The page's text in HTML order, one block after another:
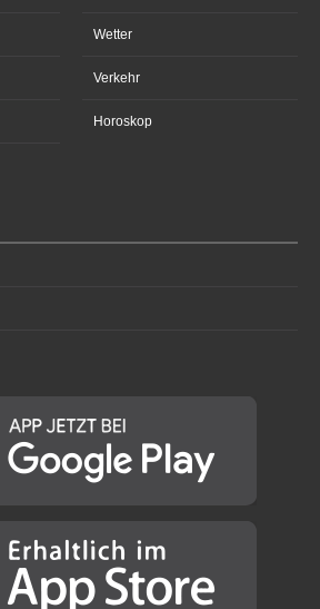
Wetter
Verkehr
Horoskop